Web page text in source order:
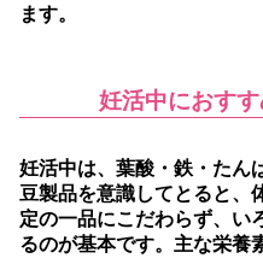
ます。
妊活中におす
妊活中は、葉酸・鉄・たん
豆製品を意識してとると、
定の一品にこだわらず、い
るのが基本です。主な栄養